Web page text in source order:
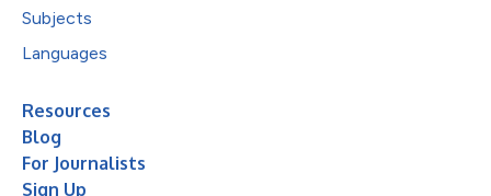
Subjects
Languages
Resources
Blog
For Journalists
Sign Up